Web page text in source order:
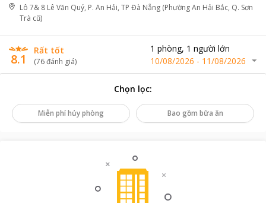
Lô 7& 8 Lê Văn Quý, P. An Hải, TP Đà Nẵng (Phường An Hải Bắc, Q. Sơn
Trà cũ)
8.1
Rất tốt
(76đánh giá)
1 phòng, 1 người lớn
10/08/2026 - 11/08/2026
Chọn lọc:
Miễn phí hủy phòng Bao gồm bữa ăn